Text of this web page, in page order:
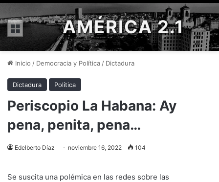
Menú AMÉRICA 2.1
Inicio / Democracia y Política / Dictadura
Dictadura Política
Periscopio La Habana: Ay
pena, penita, pena…
Edelberto Díaz noviembre 16, 2022 104
Se suscita una polémica en las redes sobre las